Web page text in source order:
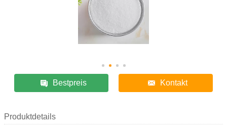
Bestpreis Kontakt
Produktdetails